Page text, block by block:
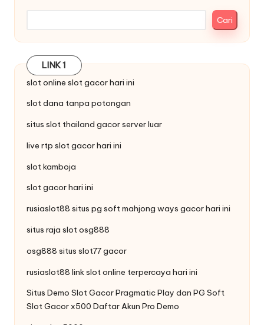
Cari
LINK 1
slot online slot gacor hari ini
slot dana tanpa potongan
situs slot thailand gacor server luar
live rtp slotgacor hari ini
slot kamboja
slot gacor hari ini
rusiaslot88 situs pg softmahjong ways gacor hari ini
situs raja slotosg888
osg888 situs slot77gacor
rusiaslot88 linkslotonline terpercaya hari ini
Situs Demo Slot GacorPragmatic Play dan PG Soft
Slot Gacor x500 Daftar Akun Pro Demo